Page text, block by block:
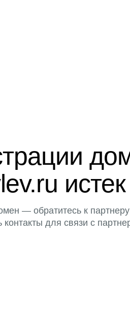
истек
— обратитесь к
для связи с